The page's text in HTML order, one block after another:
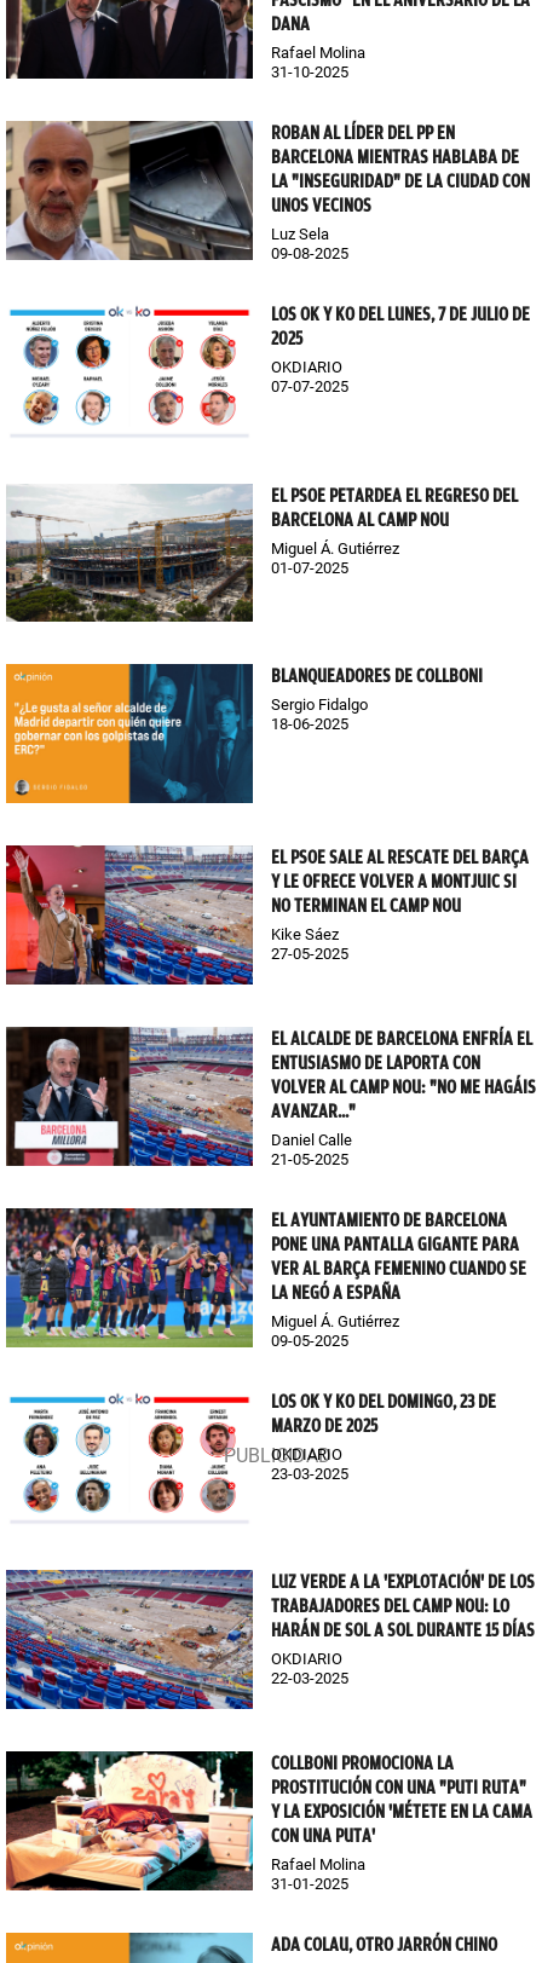
DANA
Rafael Molina
31-10-2025
ROBAN AL LÍDER DEL PP EN
BARCELONA MIENTRAS HABLABA DE
LA "INSEGURIDAD" DE LA CIUDAD CON
UNOS VECINOS
Luz Sela
09-08-2025
LOS OK Y KO DEL LUNES, 7 DE JULIO DE
2025
OKDIARIO
07-07-2025
EL PSOE PETARDEA EL REGRESO DEL
BARCELONA AL CAMP NOU
Miguel Á. Gutiérrez
01-07-2025
BLANQUEADORES DE COLLBONI
Sergio Fidalgo
18-06-2025
EL PSOE SALE AL RESCATE DEL BARÇA
Y LE OFRECE VOLVER A MONTJUIC SI
NO TERMINAN EL CAMP NOU
Kike Sáez
27-05-2025
EL ALCALDE DE BARCELONA ENFRÍA EL
ENTUSIASMO DE LAPORTA CON
VOLVER AL CAMP NOU: "NO ME HAGÁIS
AVANZAR..."
Daniel Calle
21-05-2025
EL AYUNTAMIENTO DE BARCELONA
PONE UNA PANTALLA GIGANTE PARA
VER AL BARÇA FEMENINO CUANDO SE
LA NEGÓ A ESPAÑA
Miguel Á. Gutiérrez
09-05-2025
LOS OK Y KO DEL DOMINGO, 23 DE
MARZO DE 2025
OKDIARIO
23-03-2025
LUZ VERDE A LA 'EXPLOTACIÓN' DE LOS
TRABAJADORES DEL CAMP NOU: LO
HARÁN DE SOL A SOL DURANTE 15 DÍAS
OKDIARIO
22-03-2025
COLLBONI PROMOCIONA LA
PROSTITUCIÓN CON UNA "PUTI RUTA"
Y LA EXPOSICIÓN 'MÉTETE EN LA CAMA
CON UNA PUTA'
Rafael Molina
31-01-2025
ADA COLAU, OTRO JARRÓN CHINO